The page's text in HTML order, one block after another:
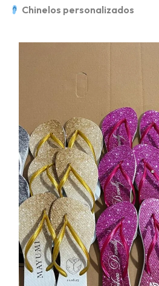
Chinelos personalizados